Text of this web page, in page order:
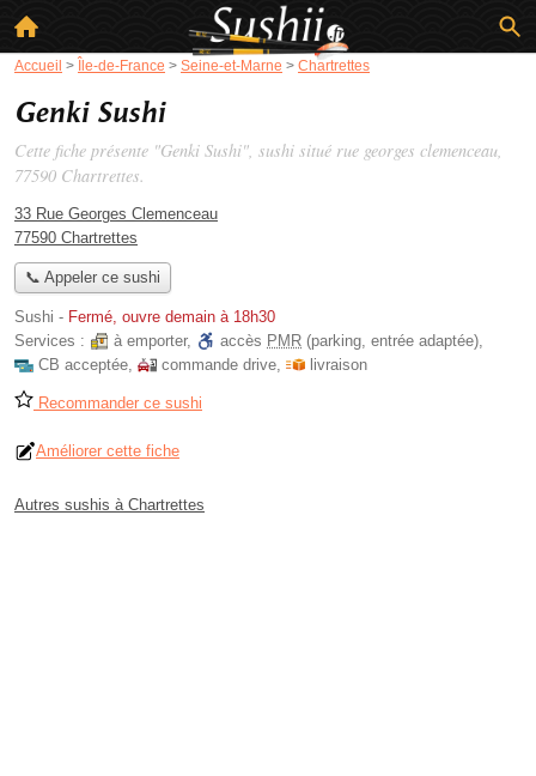
Accueil > Île-de-France > Seine-et-Marne > Chartrettes
Genki Sushi
Cette fiche présente "Genki Sushi", sushi situé rue georges clemenceau,
77590 Chartrettes.
33 Rue Georges Clemenceau
77590 Chartrettes
📞 Appeler ce sushi
Sushi - Fermé, ouvre demain à 18h30
Services :
à emporter, accès PMR (parking, entrée adaptée),
CB acceptée, commande drive, livraison
Recommander ce sushi
Améliorer cette fiche
Autres sushis à Chartrettes